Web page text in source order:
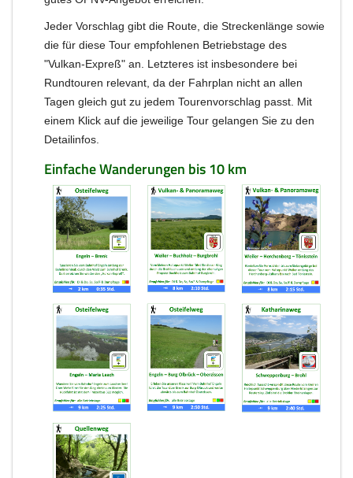
Jeder Vorschlag gibt die Route, die Streckenlänge sowie
die für diese Tour empfohlenen Betriebstage des
"Vulkan-Expreß" an. Letzteres ist insbesondere bei
Rundtouren relevant, da der Fahrplan nicht an allen
Tagen gleich gut zu jedem Tourenvorschlag passt. Mit
einem Klick auf die jeweilige Tour gelangen Sie zu den
Detailinfos.
Einfache Wanderungen bis 10 km